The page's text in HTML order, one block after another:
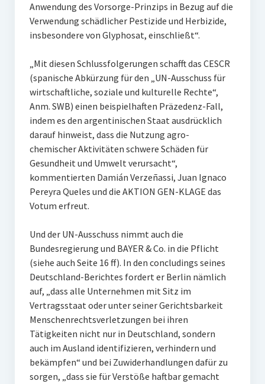
Anwendung des Vorsorge-Prinzips in Bezug auf die
Verwendung schädlicher Pestizide und Herbizide,
insbesondere von Glyphosat, einschließt“.
„Mit diesen Schlussfolgerungen schafft das CESCR
(spanische Abkürzung für den „UN-Ausschuss für
wirtschaftliche, soziale und kulturelle Rechte“,
Anm. SWB) einen beispielhaften Präzedenz-Fall,
indem es den argentinischen Staat ausdrücklich
darauf hinweist, dass die Nutzung agro-
chemischer Aktivitäten schwere Schäden für
Gesundheit und Umwelt verursacht“,
kommentierten Damián Verzeñassi, Juan Ignaco
Pereyra Queles und die AKTION GEN-KLAGE das
Votum erfreut.
Und der UN-Ausschuss nimmt auch die
Bundesregierung und BAYER & Co. in die Pflicht
(siehe auch Seite 16 ff). In den concludings seines
Deutschland-Berichtes fordert er Berlin nämlich
auf, „dass alle Unternehmen mit Sitz im
Vertragsstaat oder unter seiner Gerichtsbarkeit
Menschenrechtsverletzungen bei ihren
Tätigkeiten nicht nur in Deutschland, sondern
auch im Ausland identifizieren, verhindern und
bekämpfen“ und bei Zuwiderhandlungen dafür zu
sorgen, „dass sie für Verstöße haftbar gemacht